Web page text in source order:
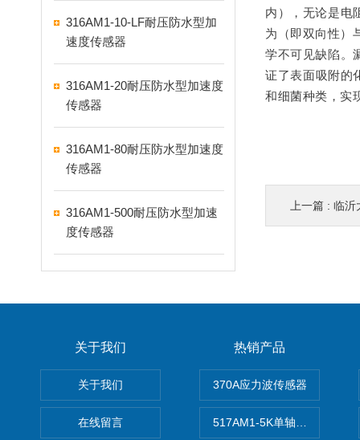
316AM1-10-LF耐压防水型加
速度传感器
316AM1-20耐压防水型加速度
传感器
316AM1-80耐压防水型加速度
传感器
316AM1-500耐压防水型加速
度传感器
内），无论是电
为（即双向性）
学不可见缺陷。
证了表面吸附的
和细菌种类，实
上一篇 : 临沂大
关于我们
关于我们
在线留言
热销产品
370A应力波传感器
517AM1-5K单轴冲击IEPE加